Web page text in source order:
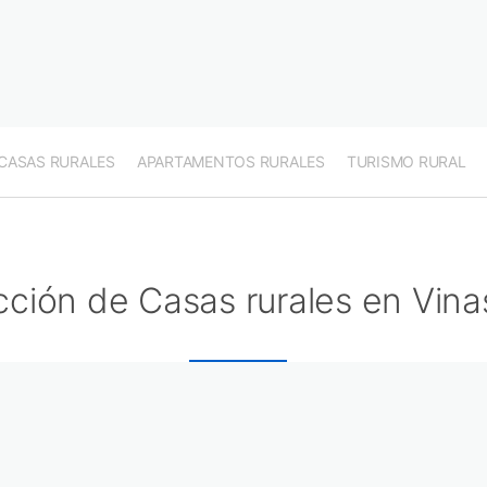
RURALES APARTAMENTOS RURALES TURISMO RURAL
de Casas rurales en